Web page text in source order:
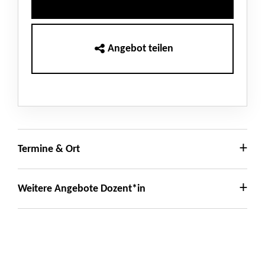
Angebot teilen
Termine & Ort
Weitere Angebote Dozent*in